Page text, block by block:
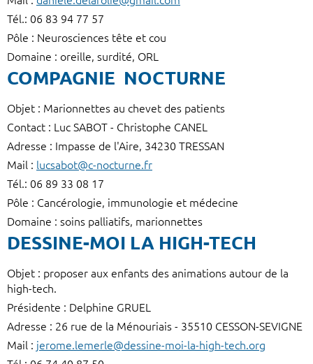
Tél.: 06 83 94 77 57
Pôle : Neurosciences tête et cou
Domaine : oreille, surdité, ORL
COMPAGNIE NOCTURNE
Objet : Marionnettes au chevet des patients
Contact : Luc SABOT - Christophe CANEL
Adresse : Impasse de l'Aire, 34230 TRESSAN
Mail : lucsabot@c-nocturne.fr
Tél.: 06 89 33 08 17
Pôle : Cancérologie, immunologie et médecine
Domaine : soins palliatifs, marionnettes
DESSINE-MOI LA HIGH-TECH
Objet : proposer aux enfants des animations autour de la
high-tech.
Présidente : Delphine GRUEL
Adresse : 26 rue de la Ménouriais - 35510 CESSON-SEVIGNE
Mail : jerome.lemerle@dessine-moi-la-high-tech.org